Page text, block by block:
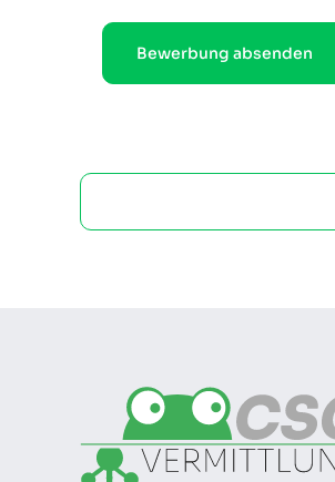
Bewerbung absenden